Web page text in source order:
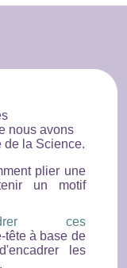
nous avons
de la Science.
plier une
un motif
ces
tête à base de
les